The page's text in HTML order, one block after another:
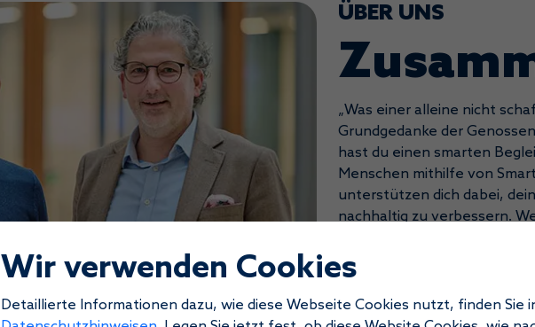
Wir verwenden Cookies
Detaillierte Informationen dazu, wie diese Webseite Cookies nutzt, finden Sie
ÜBER UNS
„Was einer alleine nicht
Grundgedanke der
hast du einen smarten
Menschen mithilfe von
unterstützen dich dabei,
nachhaltig zu verbessern.